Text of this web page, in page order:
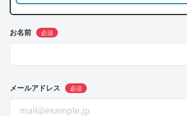
お名前 必須
メールアドレス 必須